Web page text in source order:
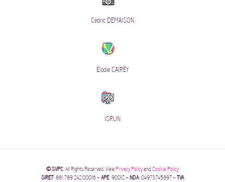
Cédric DEMAISON
Elodie CAIREY
ISRUN
© SVPC. All Rights Reserved. ViewPrivacy PolicyandCookie Policy
SIRET: 881 789 242 00016 –APE: 9001Z – NDA: 04973745897 –TVA